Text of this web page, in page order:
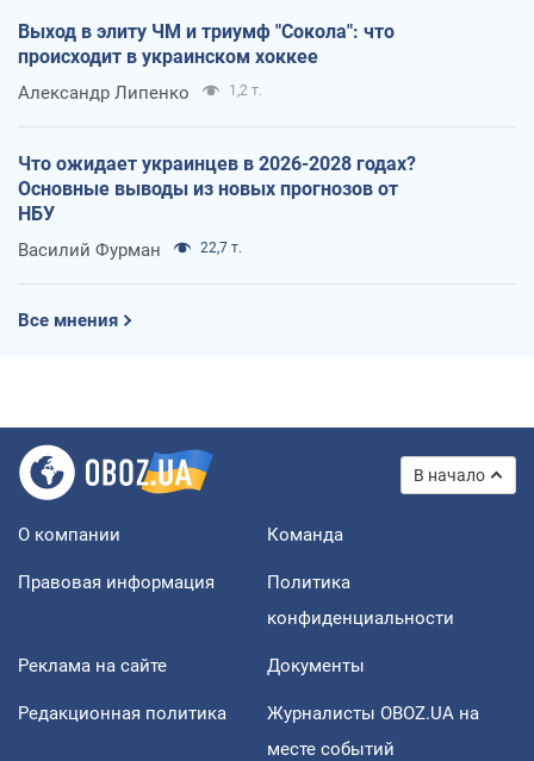
Выход в элиту ЧМ и триумф "Сокола": что
происходит в украинском хоккее
Александр Липенко 1,2 т.
Что ожидает украинцев в 2026-2028 годах?
Основные выводы из новых прогнозов от
НБУ
Василий Фурман 22,7 т.
Все мнения
В начало
О компании Команда
Правовая информация
Политика
конфиденциальности
Реклама на сайте Документы
Редакционная политика
Журналисты OBOZ.UA на
месте событий